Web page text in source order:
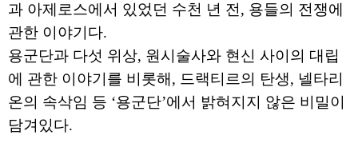
과 아제로스에서 있었던 수천 년 전, 용들의 전쟁에
관한 이야기다.
용군단과 다섯 위상, 원시술사와 현신 사이의 대립
에 관한 이야기를 비롯해, 드랙티르의 탄생, 넬타리
온의 속삭임 등 ‘용군단’에서 밝혀지지 않은 비밀이
담겨있다.